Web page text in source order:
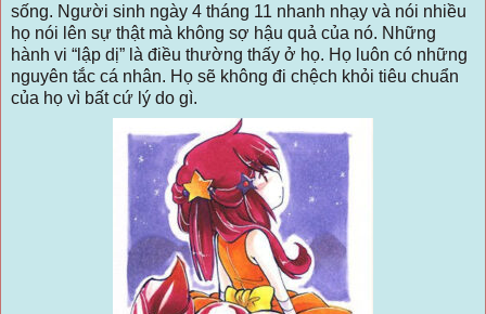
sống. Người sinh ngày 4 tháng 11 nhanh nhạy và nói nhiều
họ nói lên sự thật mà không sợ hậu quả của nó. Những
hành vi “lập dị” là điều thường thấy ở họ. Họ luôn có những
nguyên tắc cá nhân. Họ sẽ không đi chệch khỏi tiêu chuẩn
của họ vì bất cứ lý do gì.